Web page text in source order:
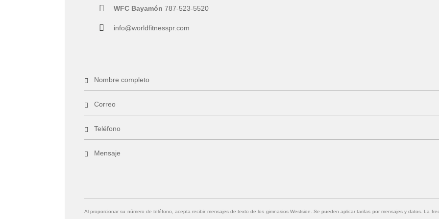
WFC Bayamón 787-523-5520
info@worldfitnesspr.com
Al proporcionar su número de teléfono, acepta recibir mensajes de texto de los gimnasios Westside. Se pueden aplicar tarifas por mensajes y datos. La